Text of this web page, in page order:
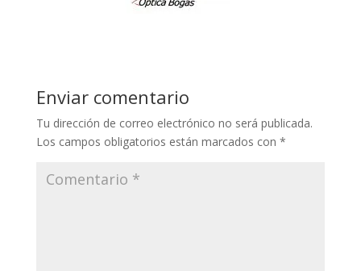
Enviar comentario
Tu dirección de correo electrónico no será publicada.
Los campos obligatorios están marcados con *